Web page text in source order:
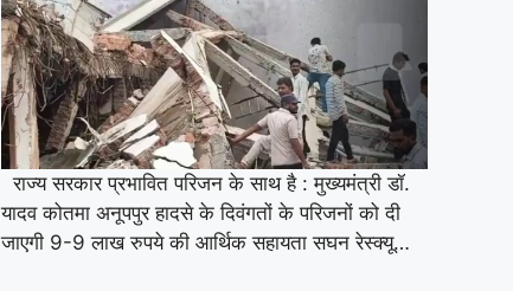
राज्य सरकार प्रभावित परिजन के साथ है : मुख्यमंत्री डॉ.
यादव कोतमा अनूपपुर हादसे के दिवंगतों के परिजनों को दी
जाएगी 9-9 लाख रुपये की आर्थिक सहायता सघन रेस्क्यू…